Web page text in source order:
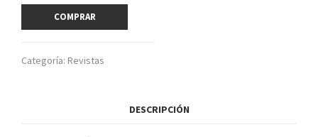
nº
julio
COMPRAR
Categoría: Revistas
DESCRIPCIÓN